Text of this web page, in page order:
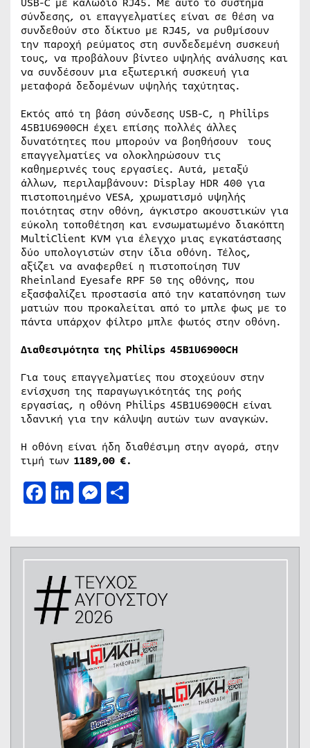
σύνδεσης, οι επαγγελματίες είναι σε θέση να
συνδεθούν στο δίκτυο με RJ45, να ρυθμίσουν
την παροχή ρεύματος στη συνδεδεμένη συσκευή
τους, να προβάλουν βίντεο υψηλής ανάλυσης και
να συνδέσουν μια εξωτερική συσκευή για
μεταφορά δεδομένων υψηλής ταχύτητας.
Εκτός από τη βάση σύνδεσης USB-C, η Philips
45B1U6900CΗ έχει επίσης πολλές άλλες
δυνατότητες που μπορούν να βοηθήσουν τους
επαγγελματίες να ολοκληρώσουν τις
καθημερινές τους εργασίες. Αυτά, μεταξύ
άλλων, περιλαμβάνουν: Display HDR 400 για
πιστοποιημένο VESA, χρωματισμό υψηλής
ποιότητας στην οθόνη, άγκιστρο ακουστικών για
εύκολη τοποθέτηση και ενσωματωμένο διακόπτη
MultiClient KVM για έλεγχο μιας εγκατάστασης
δύο υπολογιστών στην ίδια οθόνη. Τέλος,
αξίζει να αναφερθεί η πιστοποίηση TUV
Rheinland Eyesafe RPF 50 της οθόνης, που
εξασφαλίζει προστασία από την καταπόνηση των
ματιών που προκαλείται από το μπλε φως με το
πάντα υπάρχον φίλτρο μπλε φωτός στην οθόνη.
Διαθεσιμότητα της Philips 45B1U6900CΗ
Για τους επαγγελματίες που στοχεύουν στην
ενίσχυση της παραγωγικότητάς της ροής
εργασίας, η οθόνη Philips 45B1U6900CΗ είναι
ιδανική για την κάλυψη αυτών των αναγκών.
Η οθόνη είναι ήδη διαθέσιμη στην αγορά, στην
τιμή των 1189,00 €.
Facebook
LinkedIn
Messenger